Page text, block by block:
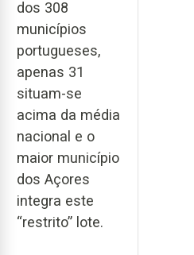
dos 308
municípios
portugueses,
apenas 31
situam-se
acima da média
nacional e o
maior município
dos Açores
integra este
“restrito” lote.